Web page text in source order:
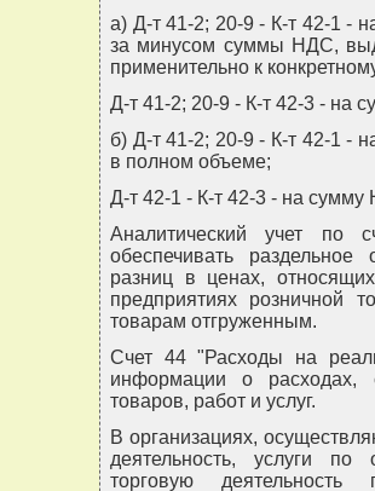
а) Д-т 41-2; 20-9 - К-т 42-1 -
за минусом суммы НДС,
применительно к
Д-т 41-2; 20-9 - К-т 42-3 - на
б) Д-т 41-2; 20-9 - К-т 42-1 -
в полном объеме;
Д-т 42-1 - К-т 42-3 - на
Аналитический учет по
обеспечивать
разниц в ценах,
предприятиях розничной
товарам отгруженным.
Счет 44 "Расходы на
информации о расходах,
товаров, работ и услуг.
В организациях,
деятельность, услуги
торговую